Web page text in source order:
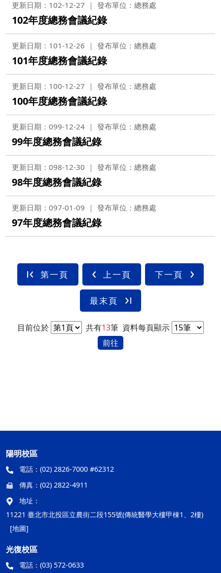
更新日期：102-12-27 發布單位：總務處
102年度總務會議紀錄
更新日期：101-12-26 發布單位：總務處
101年度總務會議紀錄
更新日期：100-12-27 發布單位：總務處
100年度總務會議紀錄
更新日期：099-12-24 發布單位：總務處
99年度總務會議紀錄
更新日期：098-12-30 發布單位：總務處
98年度總務會議紀錄
更新日期：097-01-09 發布單位：總務處
97年度總務會議紀錄
第一頁 上一頁 下一頁
最末頁
目前位於 共有13筆 資料每頁顯示
前往
陽明校區
電話： (02) 2826-7000 #62312
傳真： (02) 2822-4911
地址：
11221 臺北市北投區立農街二段155號(傳統醫學大樓甲棟1、2樓)
[地圖]
光復校區
電話： (03) 572-0633